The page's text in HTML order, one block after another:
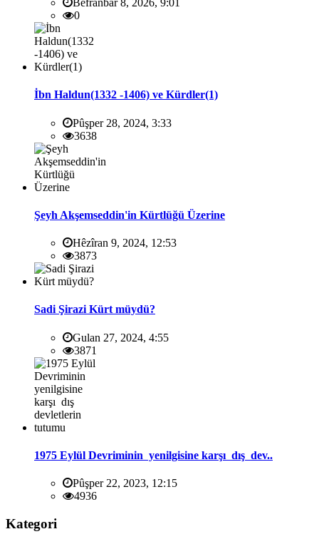
Befranbar 8, 2026, 9:01
0
İbn Haldun(1332 -1406) ve Kürdler(1)
Pûşper 28, 2024, 3:33
3638
Şeyh Akşemseddin'in Kürtlüğü Üzerine
Hêzîran 9, 2024, 12:53
3873
Sadi Şirazi Kürt müydü?
Gulan 27, 2024, 4:55
3871
1975 Eylül Devriminin yenilgisine karşı dış dev..
Pûşper 22, 2023, 12:15
4936
Kategori